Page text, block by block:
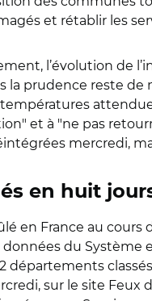
et rétablir les
l’évolution de
la prudence reste
et à "ne pas
mercredi,
en huit
en France au
du Système
départements
sur le site